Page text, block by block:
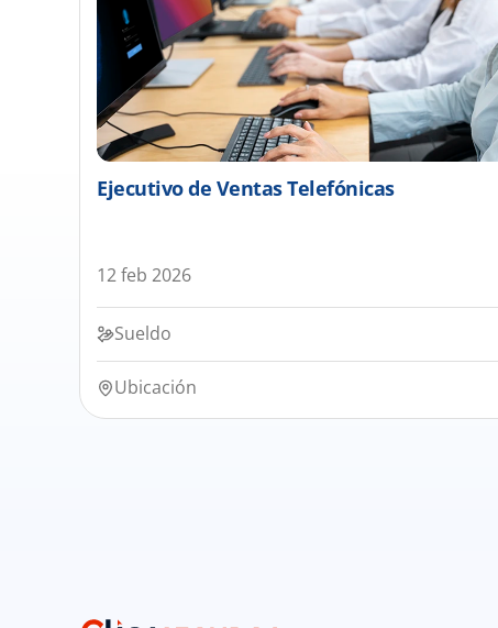
Ejecutivo de Ventas Telefónicas
12 feb 2026
Sueldo
Ubicación